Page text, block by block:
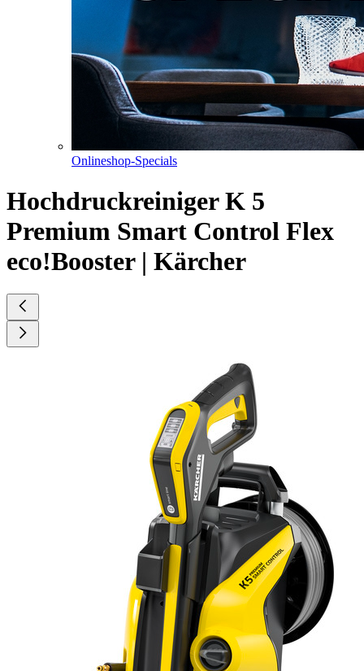
Onlineshop-Specials
Hochdruckreiniger K 5
Premium Smart Control Flex
eco!Booster | Kärcher